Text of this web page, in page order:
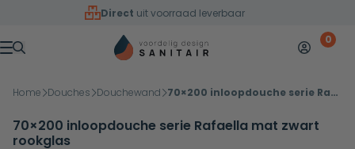
Overslaan naar inhoud
Direct uit voorraad leverbaar
Menu
Mijn 0
Home Douches Douchewand 70×200 inloopdouche serie Rafaella mat zwart rookglas
70×200 inloopdouche serie Rafaella mat zwart
rookglas